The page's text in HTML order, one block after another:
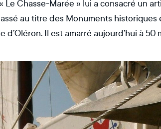
Le Chasse-Marée » lui a consacré un
au titre des Monuments historiques
Il est amarré aujourd’hui à 50